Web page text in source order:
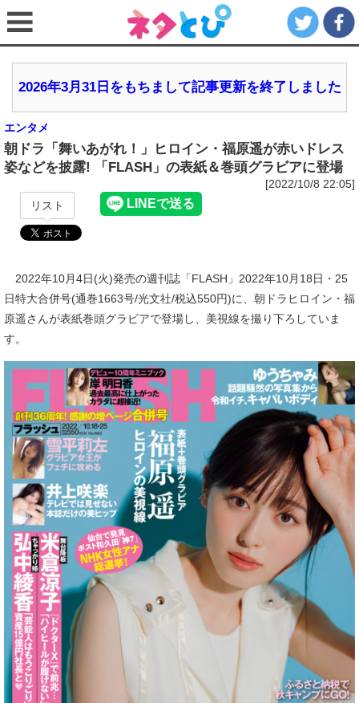
2026年3月31日をもちまして記事更新を終了しました
エンタメ
朝ドラ「舞いあがれ！」ヒロイン・福原遥が赤いドレス
姿などを披露! 「FLASH」の表紙＆巻頭グラビアに登場
[2022/10/8 22:05]
リスト
2022年10月4日(火)発売の週刊誌「FLASH」2022年10月18日・25
日特大合併号(通巻1663号/光文社/税込550円)に、朝ドラヒロイン・福
原遥さんが表紙巻頭グラビアで登場し、美視線を撮り下ろしていま
す。